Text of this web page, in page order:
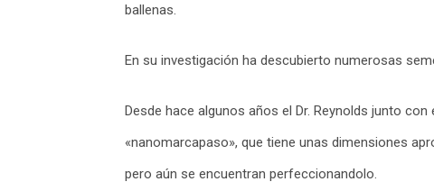
ballenas.
En su investigación ha descubierto numerosas
Desde hace algunos años el Dr. Reynolds junto
«nanomarcapaso», que tiene unas dimensiones
pero aún se encuentran perfeccionandolo.